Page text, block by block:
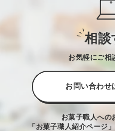
相談
お気軽にご相
お問い合わせ
お菓子職人への
「お菓子職人紹介ページ